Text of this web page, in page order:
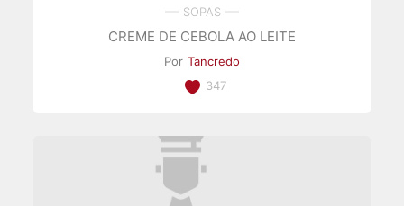
SOPAS
CREME DE CEBOLA AO LEITE
Por Tancredo
347